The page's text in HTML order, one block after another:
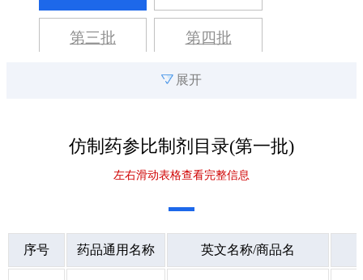
第三批 第四批
第六批
第七批 第八批
第九批 第十批
第十一批 第十二批
展开
仿制药参比制剂目录(第一批)
左右滑动表格查看完整信息
序号 药品通用名称 英文名称/商品名